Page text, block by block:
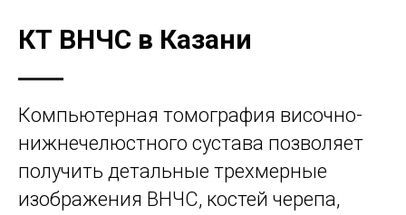
КТ ВНЧС в Казани
Компьютерная томография височно-
нижнечелюстного сустава позволяет
получить детальные трехмерные
изображения ВНЧС, костей черепа,